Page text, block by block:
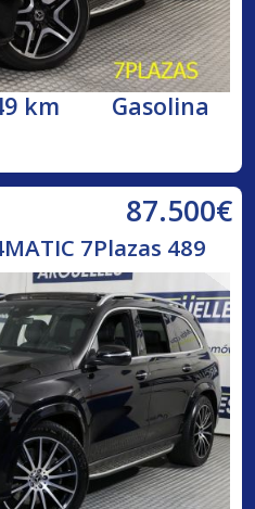
km Gasolina
87.500€
7Plazas 489